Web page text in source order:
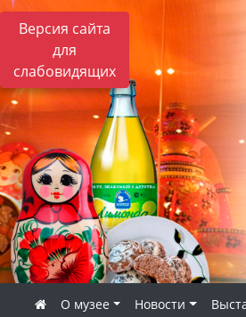
Версия сайта
для
слабовидящих
О музее Новости